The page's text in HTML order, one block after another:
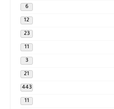
6
12
23
11
3
21
443
11